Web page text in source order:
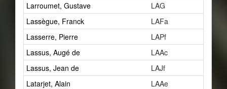
Larroumet, Gustave
LAG
Lassègue, Franck
LAFa
Lasserre, Pierre
LAPf
Lassus, Augé de
LAAc
Lassus, Jean de
LAJf
Latarjet, Alain
LAAe